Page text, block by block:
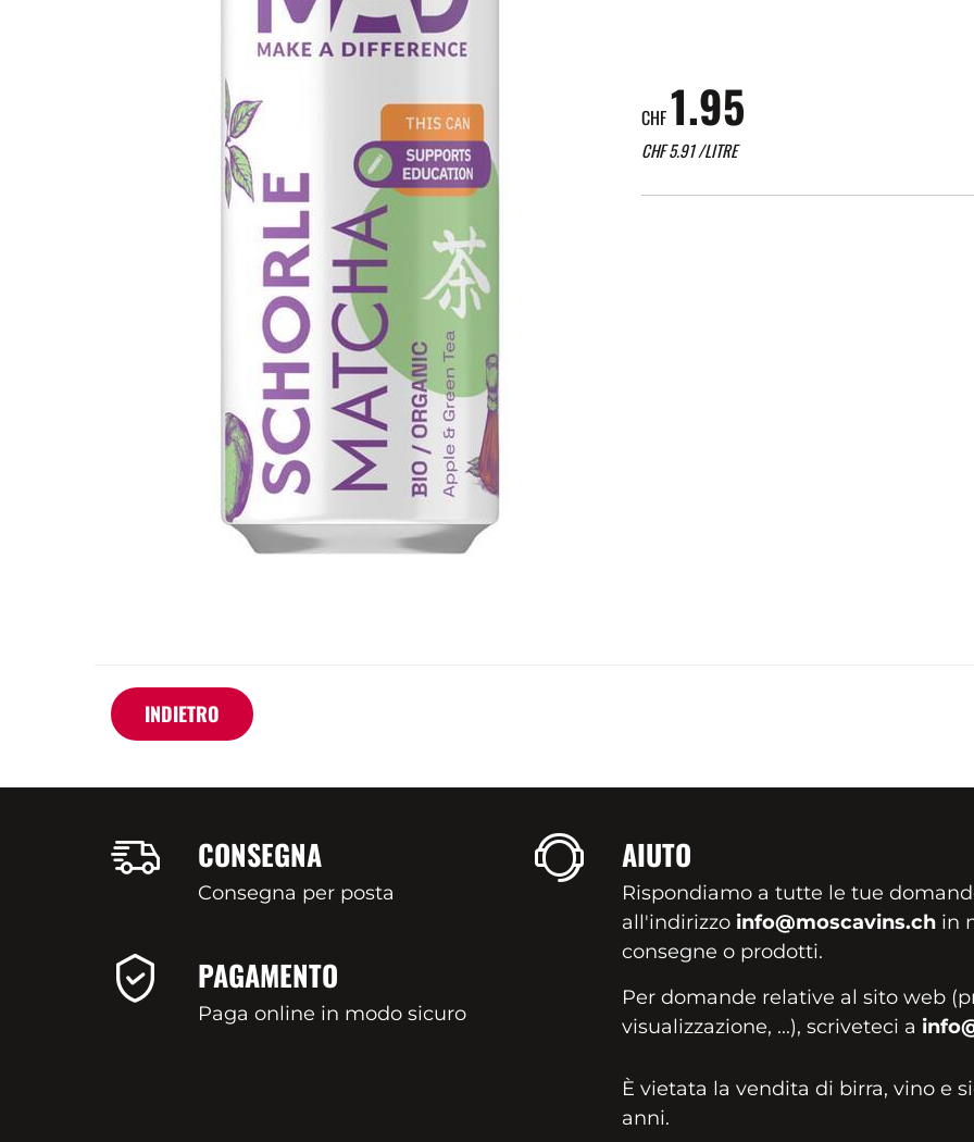
CHF1.95
CHF5.91/LITRE
INDIETRO
CONSEGNA
Consegna per posta
PAGAMENTO
Paga online in modo sicuro
AIUTO
Rispondiamo a tutte le tue
all'indirizzo info@moscavins.ch in
consegne o prodotti.
Per domande relative al sito web
visualizzazione, ...), scriveteci a
È vietata la vendita di birra, vino e
anni.